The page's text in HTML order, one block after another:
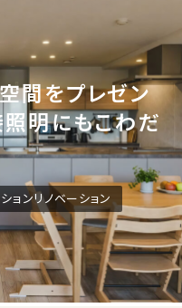
間をプレゼン
照明にもこわだ
ョンリノベーション